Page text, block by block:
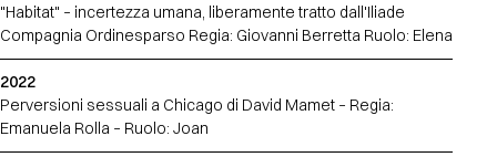
"Habitat" – incertezza umana, liberamente tratto dall'Iliade
Compagnia Ordinesparso Regia: Giovanni Berretta Ruolo: Elena
2022
Perversioni sessuali a Chicago di David Mamet – Regia:
Emanuela Rolla – Ruolo: Joan